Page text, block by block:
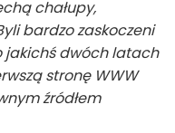
chałupy,
bardzo zaskoczeni
jakichś dwóch latach
stronę WWW
źródłem